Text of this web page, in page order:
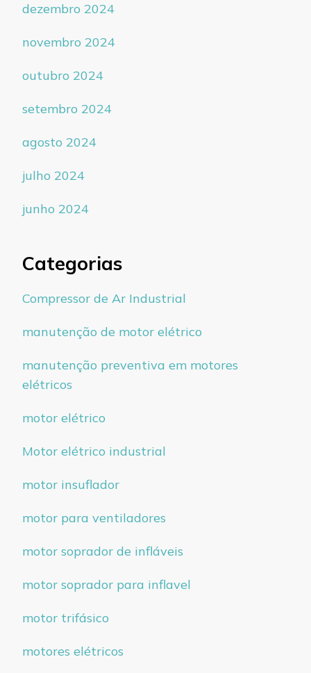
dezembro 2024
novembro 2024
outubro 2024
setembro 2024
agosto 2024
julho 2024
junho 2024
Categorias
Compressor de Ar Industrial
manutenção de motor elétrico
manutenção preventiva em motores
elétricos
motor elétrico
Motor elétrico industrial
motor insuflador
motor para ventiladores
motor soprador de infláveis
motor soprador para inflavel
motor trifásico
motores elétricos